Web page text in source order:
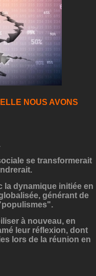
NOUS AVONS
se transformerait
dynamique initiée en
générant de
à nouveau, en
leur réflexion, dont
lors de la réunion en